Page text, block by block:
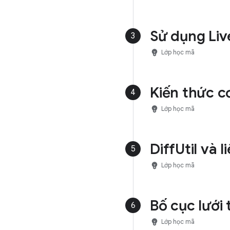
3 Sử dụng
emoji_objects Lớp học mã
4 Kiến thức
emoji_objects Lớp học mã
5 DiffUtil và
emoji_objects Lớp học mã
6 Bố cục lưới
emoji_objects Lớp học mã